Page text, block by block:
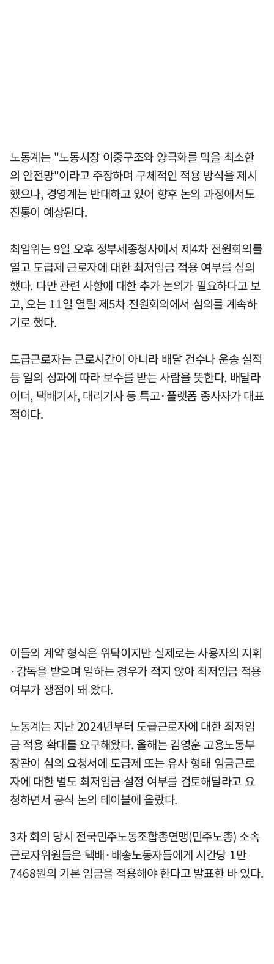
노동계는 "노동시장 이중구조와 양극화를 막을 최소한
의 안전망"이라고 주장하며 구체적인 적용 방식을 제시
했으나, 경영계는 반대하고 있어 향후 논의 과정에서도
진통이 예상된다.
최임위는 9일 오후 정부세종청사에서 제4차 전원회의를
열고 도급제 근로자에 대한 최저임금 적용 여부를 심의
했다. 다만 관련 사항에 대한 추가 논의가 필요하다고 보
고, 오는 11일 열릴 제5차 전원회의에서 심의를 계속하
기로 했다.
도급근로자는 근로시간이 아니라 배달 건수나 운송 실적
등 일의 성과에 따라 보수를 받는 사람을 뜻한다. 배달라
이더, 택배기사, 대리기사 등 특고·플랫폼 종사자가 대표
적이다.
이들의 계약 형식은 위탁이지만 실제로는 사용자의 지휘
·감독을 받으며 일하는 경우가 적지 않아 최저임금 적용
여부가 쟁점이 돼 왔다.
노동계는 지난 2024년부터 도급근로자에 대한 최저임
금 적용 확대를 요구해왔다. 올해는 김영훈 고용노동부
장관이 심의 요청서에 도급제 또는 유사 형태 임금근로
자에 대한 별도 최저임금 설정 여부를 검토해달라고 요
청하면서 공식 논의 테이블에 올랐다.
3차 회의 당시 전국민주노동조합총연맹(민주노총) 소속
근로자위원들은 택배·배송노동자들에게 시간당 1만
7468원의 기본 임금을 적용해야 한다고 발표한 바 있다.